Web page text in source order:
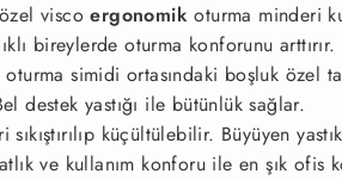
visco ergonomik oturma minderi
bireylerde oturma konforunu arttırır.
simidi ortasındaki boşluk özel
destek yastığı ile bütünlük sağlar.
küçültülebilir. Büyüyen
ve kullanım konforu ile en şık